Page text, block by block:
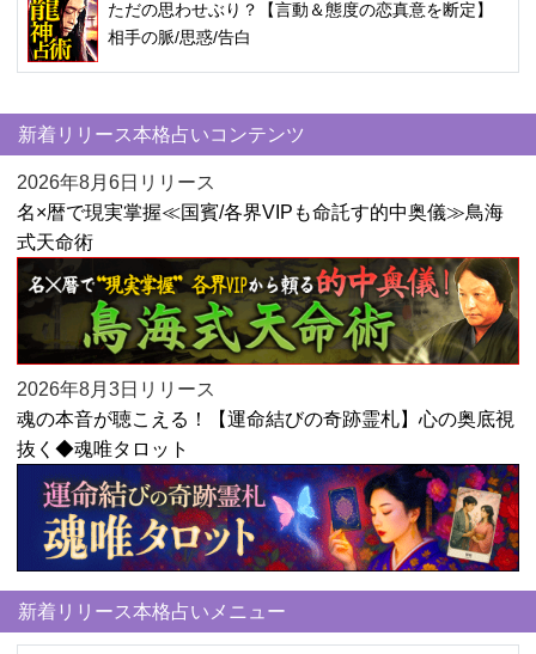
ただの思わせぶり？【言動＆態度の恋真意を断定】
相手の脈/思惑/告白
新着リリース本格占いコンテンツ
2026年8月6日リリース
名×暦で現実掌握≪国賓/各界VIPも命託す的中奥儀≫鳥海
式天命術
2026年8月3日リリース
魂の本音が聴こえる！【運命結びの奇跡霊札】心の奥底視
抜く◆魂唯タロット
新着リリース本格占いメニュー